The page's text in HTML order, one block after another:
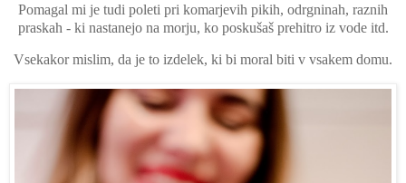
Pomagal mi je tudi poleti pri komarjevih pikih, odrgninah, raznih
praskah - ki nastanejo na morju, ko poskušaš prehitro iz vode itd.
Vsekakor mislim, da je to izdelek, ki bi moral biti v vsakem domu.